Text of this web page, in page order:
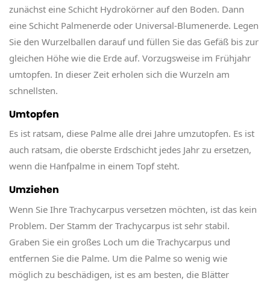
zunächst eine Schicht Hydrokörner auf den Boden. Dann
eine Schicht Palmenerde oder Universal-Blumenerde. Legen
Sie den Wurzelballen darauf und füllen Sie das Gefäß bis zur
gleichen Höhe wie die Erde auf. Vorzugsweise im Frühjahr
umtopfen. In dieser Zeit erholen sich die Wurzeln am
schnellsten.
Umtopfen
Es ist ratsam, diese Palme alle drei Jahre umzutopfen. Es ist
auch ratsam, die oberste Erdschicht jedes Jahr zu ersetzen,
wenn die Hanfpalme in einem Topf steht.
Umziehen
Wenn Sie Ihre Trachycarpus versetzen möchten, ist das kein
Problem. Der Stamm der Trachycarpus ist sehr stabil.
Graben Sie ein großes Loch um die Trachycarpus und
entfernen Sie die Palme. Um die Palme so wenig wie
möglich zu beschädigen, ist es am besten, die Blätter